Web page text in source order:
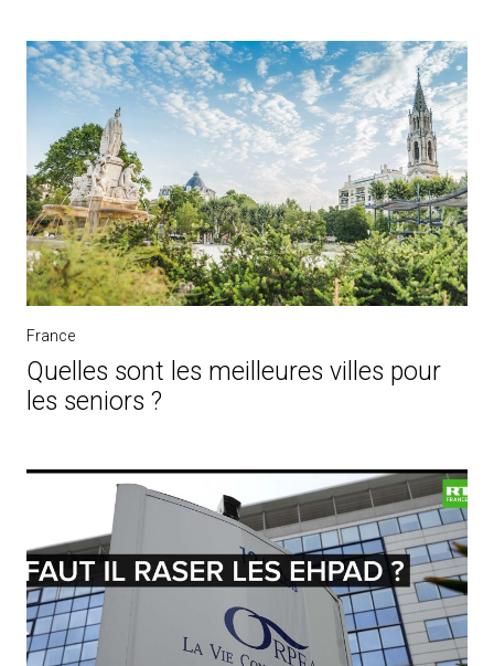
France
Quelles sont les meilleures villes pour
les seniors ?